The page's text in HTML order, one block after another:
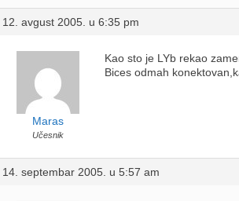
12. avgust 2005. u 6:35 pm
Maras
Učesnik
Kao sto je LYb rekao
Bices odmah
14. septembar 2005. u 5:57 am